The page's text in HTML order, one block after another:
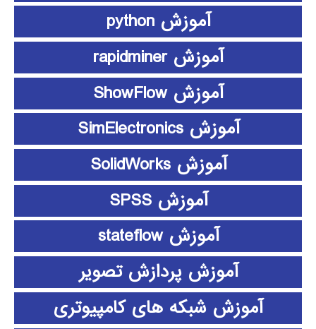
آموزش python
آموزش rapidminer
آموزش ShowFlow
آموزش SimElectronics
آموزش SolidWorks
آموزش SPSS
آموزش stateflow
آموزش پردازش تصویر
آموزش شبکه های کامپیوتری